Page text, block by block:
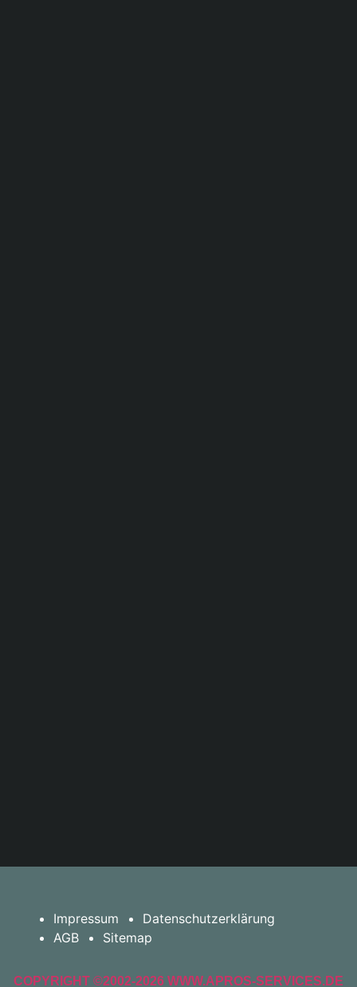
Impressum
Datenschutzerklärung
AGB
Sitemap
COPYRIGHT ©2002-2026 WWW.APROS-SERVICES.DE